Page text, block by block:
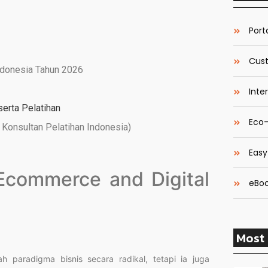
Tahun 2026
Pelatihan
Pelatihan Indonesia)
and Digital
paradigma bisnis secara radikal, tetapi ia juga